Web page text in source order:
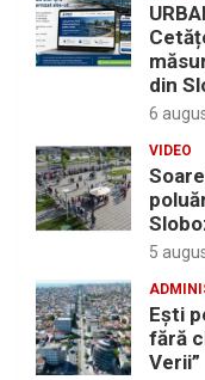
din
6
VIDEO
5
Eşti
fără
Verii”